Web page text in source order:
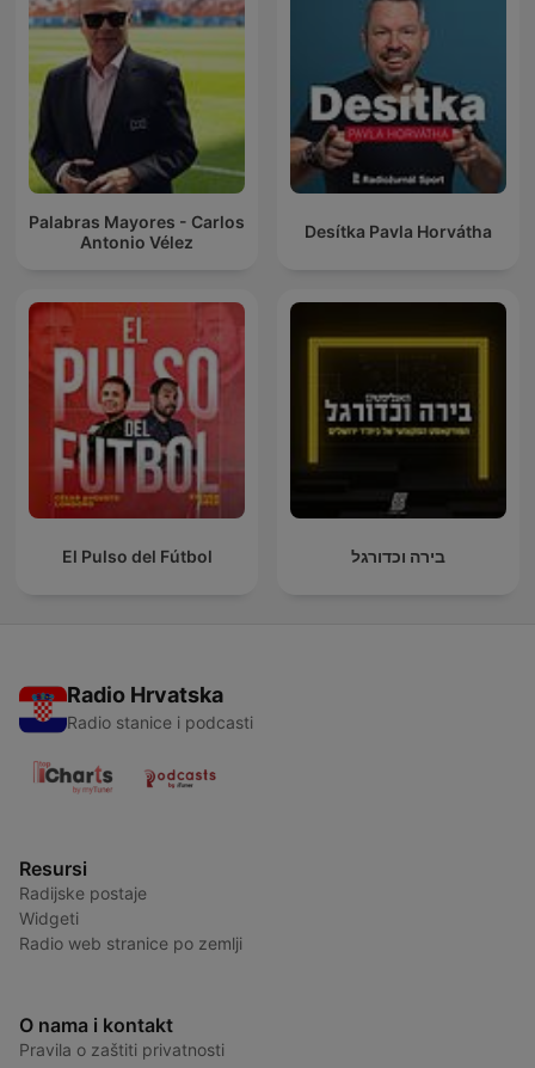
Palabras Mayores - Carlos
Antonio Vélez
Desítka Pavla Horvátha
El Pulso del Fútbol בירה וכדורגל
Radio Hrvatska
Radio stanice i podcasti
Resursi
Radijske postaje
Widgeti
Radio web stranice po zemlji
O nama i kontakt
Pravila o zaštiti privatnosti